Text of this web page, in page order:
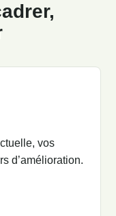
vos
d’amélioration.